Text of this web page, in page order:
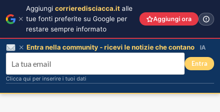
Aggiungi corrieredisciacca.it alle
tue fonti preferite su Google per
restare sempre informato
Aggiungi ora
Entra nella community - ricevi le notizie che contano IA
Entra
Clicca qui per inserire i tuoi dati